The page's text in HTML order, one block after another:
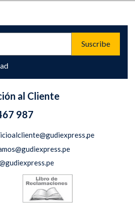
al Cliente
987